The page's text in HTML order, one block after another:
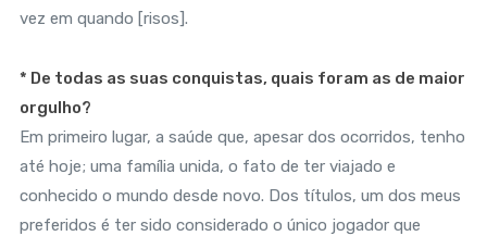
vez em quando [risos].
* De todas as suas conquistas, quais foram as de maior
orgulho?
Em primeiro lugar, a saúde que, apesar dos ocorridos, tenho
até hoje; uma família unida, o fato de ter viajado e
conhecido o mundo desde novo. Dos títulos, um dos meus
preferidos é ter sido considerado o único jogador que